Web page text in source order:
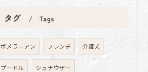
タグ Tags
ポメラニアン フレンチ 介護犬
プードル シュナウザー